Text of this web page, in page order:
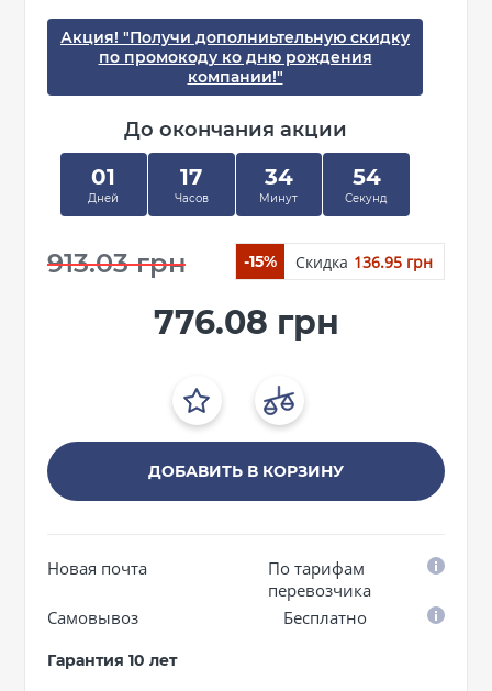
Акция! "Получи дополниьтельную скидку
по промокоду ко дню рождения
компании!"
До окончания акции
01
Дней
17
Часов
34
Минут
54
Секунд
913.03 грн -15% Скидка 136.95 грн
776.08 грн
ДОБАВИТЬ В КОРЗИНУ
Новая почта
По тарифам
перевозчика
Самовывоз
Бесплатно
Гарантия 10 лет